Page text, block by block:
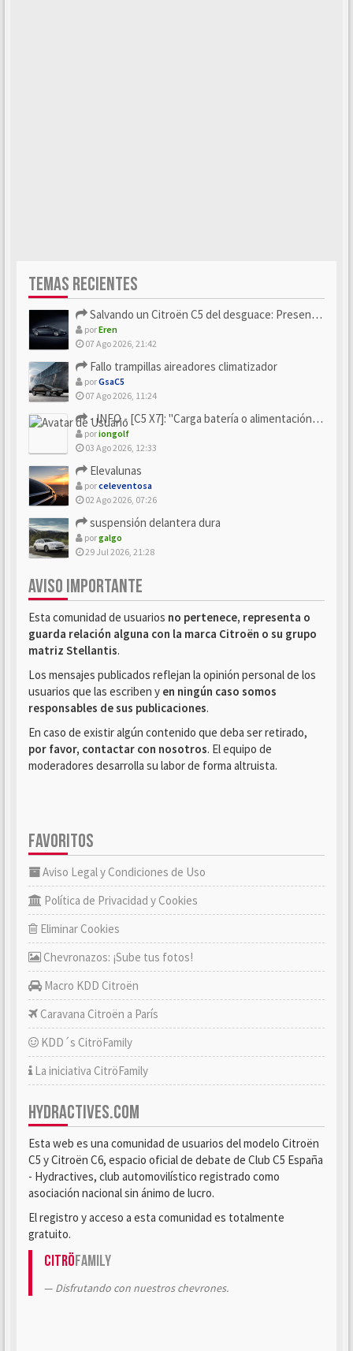
TEMAS RECIENTES
Salvando un Citroën C5 del desguace: Presentación y seguimiento
porEren
07 Ago 2026, 21:42
Fallo trampillas aireadores climatizador
porGsaC5
07 Ago 2026, 11:24
- INFO - [C5 X7]: "Carga batería o alimentación eléctri...
poriongolf
03 Ago 2026, 12:33
Elevalunas
porceleventosa
02 Ago 2026, 07:26
suspensión delantera dura
porgalgo
29 Jul 2026, 21:28
AVISO IMPORTANTE
Esta comunidad de usuarios no pertenece, representa o
guarda relación alguna con la marca Citroën o su grupo
matriz Stellantis.
Los mensajes publicados reflejan la opinión personal de los
usuarios que las escriben y en ningún caso somos
responsables de sus publicaciones.
En caso de existir algún contenido que deba ser retirado,
por favor, contactar con nosotros. El equipo de
moderadores desarrolla su labor de forma altruista.
FAVORITOS
Aviso Legal y Condiciones de Uso
Política de Privacidad y Cookies
Eliminar Cookies
Chevronazos: ¡Sube tus fotos!
Macro KDD Citroën
Caravana Citroën a París
KDD´s CitröFamily
La iniciativa CitröFamily
HYDRACTIVES.COM
Esta web es una comunidad de usuarios del modelo Citroën
C5 y Citroën C6, espacio oficial de debate de Club C5 España
- Hydractives, club automovilístico registrado como
asociación nacional sin ánimo de lucro.
El registro y acceso a esta comunidad es totalmente
gratuito.
CitröFamily
Disfrutando con nuestros chevrones.